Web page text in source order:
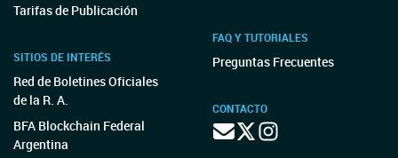
Tarifas de Publicación
SITIOS DE INTERÉS
Red de Boletines Oficiales
de la R. A.
BFA Blockchain Federal
Argentina
FAQ Y TUTORIALES
Preguntas Frecuentes
CONTACTO